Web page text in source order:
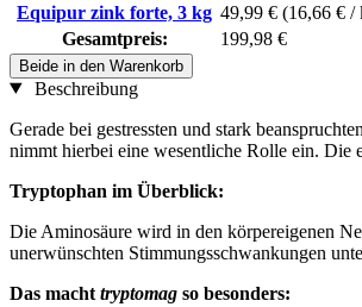
Equipur zink forte, 3 kg 49,99 € (16,66 € /
Gesamtpreis:
199,98 €
Beide in den Warenkorb
Beschreibung
Gerade bei gestressten und stark
nimmt hierbei eine wesentliche Rolle ein. Die
Tryptophan im Überblick:
Die Aminosäure wird in den körpereigenen
unerwünschten Stimmungsschwankungen
Das macht tryptomag so besonders: